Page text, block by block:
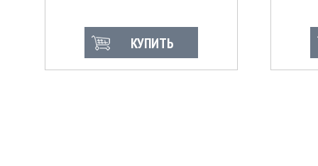
КУПИТЬ